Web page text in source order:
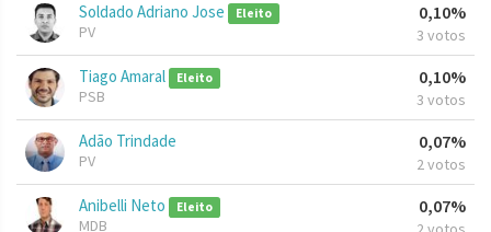
Soldado Adriano Jose Eleito
PV
0,10%
3 votos
Tiago Amaral Eleito
PSB
0,10%
3 votos
Adão Trindade
PV
0,07%
2 votos
Anibelli Neto Eleito
MDB
0,07%